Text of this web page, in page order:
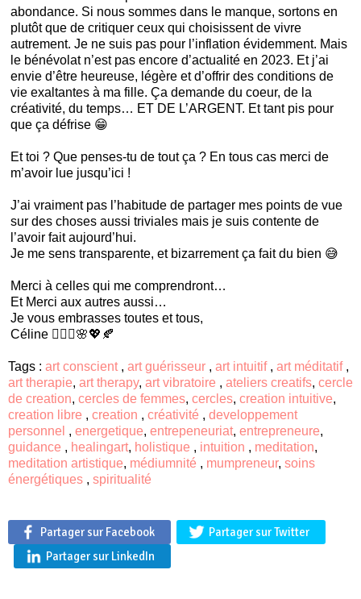
abondance. Si nous sommes dans le manque, sortons en
plutôt que de critiquer ceux qui choisissent de vivre
autrement. Je ne suis pas pour l’inflation évidemment. Mais
le bénévolat n’est pas encore d’actualité en 2023. Et j’ai
envie d’être heureuse, légère et d’offrir des conditions de
vie exaltantes à ma fille. Ça demande du coeur, de la
créativité, du temps… ET DE L’ARGENT. Et tant pis pour
que ça défrise 😁
Et toi ? Que penses-tu de tout ça ? En tous cas merci de
m’avoir lue jusqu’ici !
J’ai vraiment pas l’habitude de partager mes points de vue
sur des choses aussi triviales mais je suis contente de
l’avoir fait aujourd’hui.
Je me sens transparente, et bizarrement ça fait du bien 😅
Merci à celles qui me comprendront…
Et Merci aux autres aussi…
Je vous embrasses toutes et tous,
Céline 🧚🏻‍♀️🌸💖🍂
Tags : art conscient , art guérisseur , art intuitif , art méditatif ,
art therapie, art therapy, art vibratoire , ateliers creatifs, cercle
de creation, cercles de femmes, cercles, creation intuitive,
creation libre , creation , créativité , developpement
personnel , energetique, entrepeneuriat, entrepreneure,
guidance , healingart, holistique , intuition , meditation,
meditation artistique, médiumnité , mumpreneur, soins
énergétiques , spiritualité
Partager sur Facebook
Partager sur Twitter
Partager sur LinkedIn